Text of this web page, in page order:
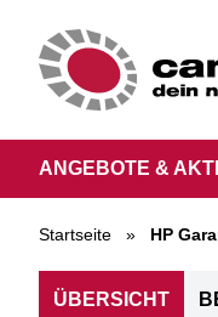
ANGEBOTE &
Startseite » HP
ÜBERSICHT